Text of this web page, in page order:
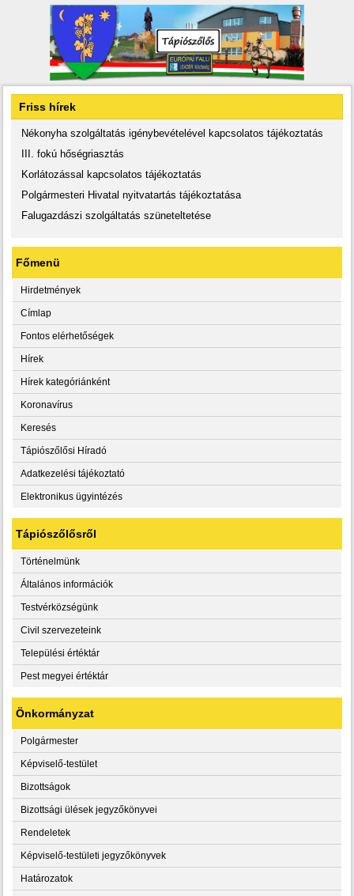
Friss hírek
Nékonyha szolgáltatás igénybevételével kapcsolatos tájékoztatás
III. fokú hőségriasztás
Korlátozással kapcsolatos tájékoztatás
Polgármesteri Hivatal nyitvatartás tájékoztatása
Falugazdászi szolgáltatás szüneteltetése
Főmenü
Hirdetmények
Címlap
Fontos elérhetőségek
Hírek
Hírek kategóriánként
Koronavírus
Keresés
Tápiószőlősi Híradó
Adatkezelési tájékoztató
Elektronikus ügyintézés
Tápiószőlősről
Történelmünk
Általános információk
Testvérközségünk
Civil szervezeteink
Települési értéktár
Pest megyei értéktár
Önkormányzat
Polgármester
Képviselő-testület
Bizottságok
Bizottsági ülések jegyzőkönyvei
Rendeletek
Képviselő-testületi jegyzőkönyvek
Határozatok